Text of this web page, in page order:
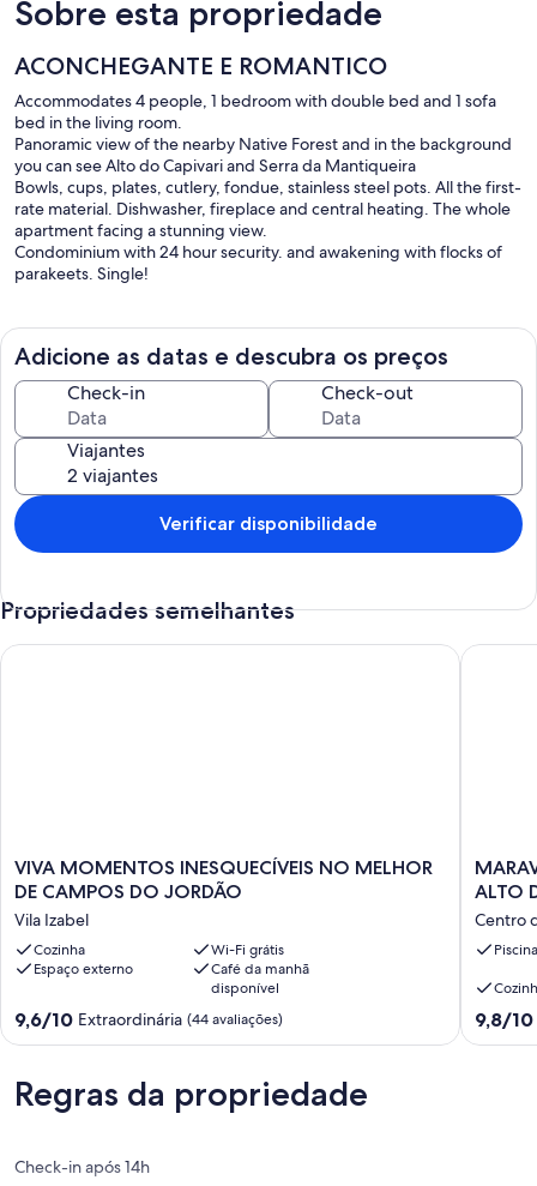
Sobre esta propriedade
ACONCHEGANTE E ROMANTICO
Accommodates 4 people, 1 bedroom with double bed and 1 sofa
bed in the living room.
Panoramic view of the nearby Native Forest and in the background
you can see Alto do Capivari and Serra da Mantiqueira
Bowls, cups, plates, cutlery, fondue, stainless steel pots. All the first-
rate material. Dishwasher, fireplace and central heating. The whole
apartment facing a stunning view.
Condominium with 24 hour security. and awakening with flocks of
parakeets. Single!
Adicione as datas e descubra os preços
Check-in Check-out
Viajantes
Verificar disponibilidade
Propriedades semelhantes
VIVA
MOMENTOS
NO
MELHOR
DE
DO
Izabel
VIVA MOMENTOS INESQUECÍVEIS NO MELHOR
DE CAMPOS DO JORDÃO
Vila Izabel
Cozinha
Wi-Fi grátis
Espaço externo
Café da manhã
disponível
9.6
de
Extraordinária,
(44
9,6/10 Extraordinária (44 avaliações)
VIVA MOMENTOS INESQUECÍVEIS NO MELHOR DE
-
DO
ALTO
Centro
Piscina
9.8
de
9,8/10
Regras da propriedade
Check-in após 14h